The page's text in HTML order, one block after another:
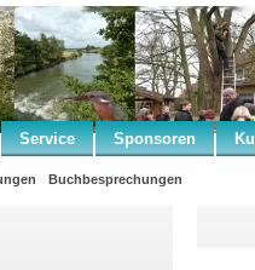
Service Sponsoren
Buchbesprechungen